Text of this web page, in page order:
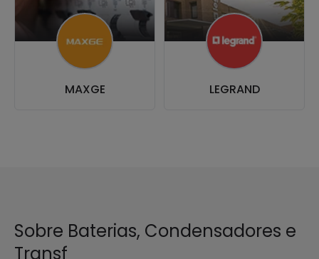
MAXGE LEGRAND
Sobre Baterias, Condensadores e
Transf